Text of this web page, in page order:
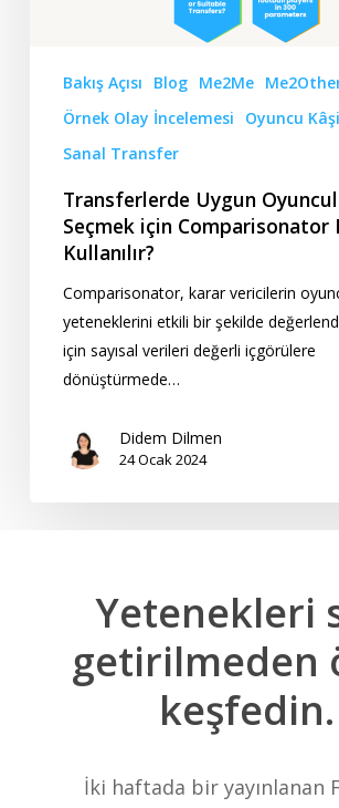
Bakış Açısı Blog Me2Me
Örnek Olay İncelemesi
Oyuncu
Sanal Transfer
Transferlerde Uygun
Seçmek için Comparisonator
Kullanılır?
Comparisonator, karar vericilerin
yeteneklerini etkili bir şekilde
için sayısal verileri değerli içgörülere
dönüştürmede…
Didem Dilmen
24 Ocak 2024
Yetenekleri
getirilmeden
keşfedin.
İki haftada bir yayınlanan